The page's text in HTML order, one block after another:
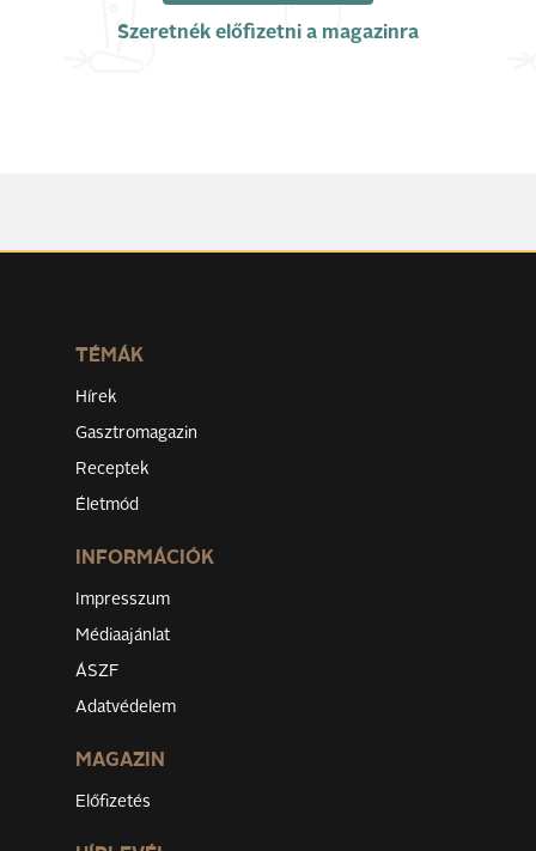
Szeretnék előfizetni a magazinra
TÉMÁK
Hírek
Gasztromagazin
Receptek
Életmód
INFORMÁCIÓK
Impresszum
Médiaajánlat
ÁSZF
Adatvédelem
MAGAZIN
Előfizetés